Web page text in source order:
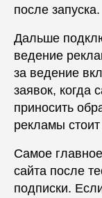
после запуска.
Дальше
ведение
за ведение
заявок, когда
приносить
рекламы стоит
Самое
сайта после
подписки.